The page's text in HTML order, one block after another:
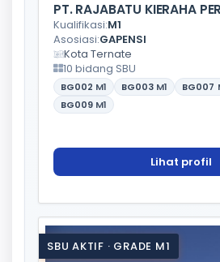
PT. RAJABATU KIERAHA
Kualifikasi:M1
Asosiasi:GAPENSI
Kota Ternate
10 bidang SBU
BG002 M1 BG003 M1 BG007
BG009 M1
Lihat profil
SBU AKTIF · GRADE M1